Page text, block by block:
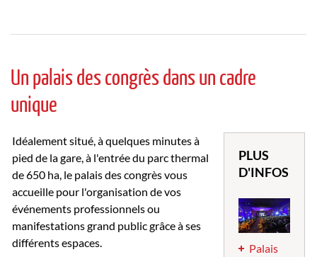
Un palais des congrès dans un cadre
unique
Idéalement situé, à quelques minutes à
pied de la gare, à l'entrée du parc thermal
de 650 ha, le palais des congrès vous
accueille pour l'organisation de vos
événements professionnels ou
manifestations grand public grâce à ses
différents espaces.
PLUS
D'INFOS
Palais